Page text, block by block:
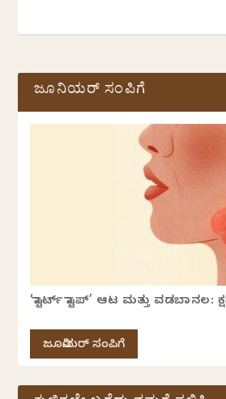
ಜೂನಿಯರ್ ಸಂಪಿಗೆ
‘ಸ್ಟಾರ್ಟ್ ಸ್ಟಾಪ್’ ಆಟ ಮತ್ತು ವಡಬಾನಲ:
ಜೂನಿಯರ್ ಸಂಪಿಗೆ